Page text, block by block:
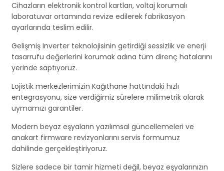
Cihazların elektronik kontrol kartları, voltaj korumalı
laboratuvar ortamında revize edilerek fabrikasyon
ayarlarında teslim edilir.
Gelişmiş Inverter teknolojisinin getirdiği sessizlik ve enerji
tasarrufu değerlerini korumak adına tüm direnç hatalarını
yerinde saptıyoruz.
Lojistik merkezlerimizin Kağıthane hattındaki hızlı
entegrasyonu, size verdiğimiz sürelere milimetrik olarak
uymamızı garantiler.
Modern beyaz eşyaların yazılımsal güncellemeleri ve
anakart firmware revizyonlarını servis formumuz
dahilinde gerçekleştiriyoruz.
Sizlere sadece bir tamir hizmeti değil, beyaz eşyalarınızın